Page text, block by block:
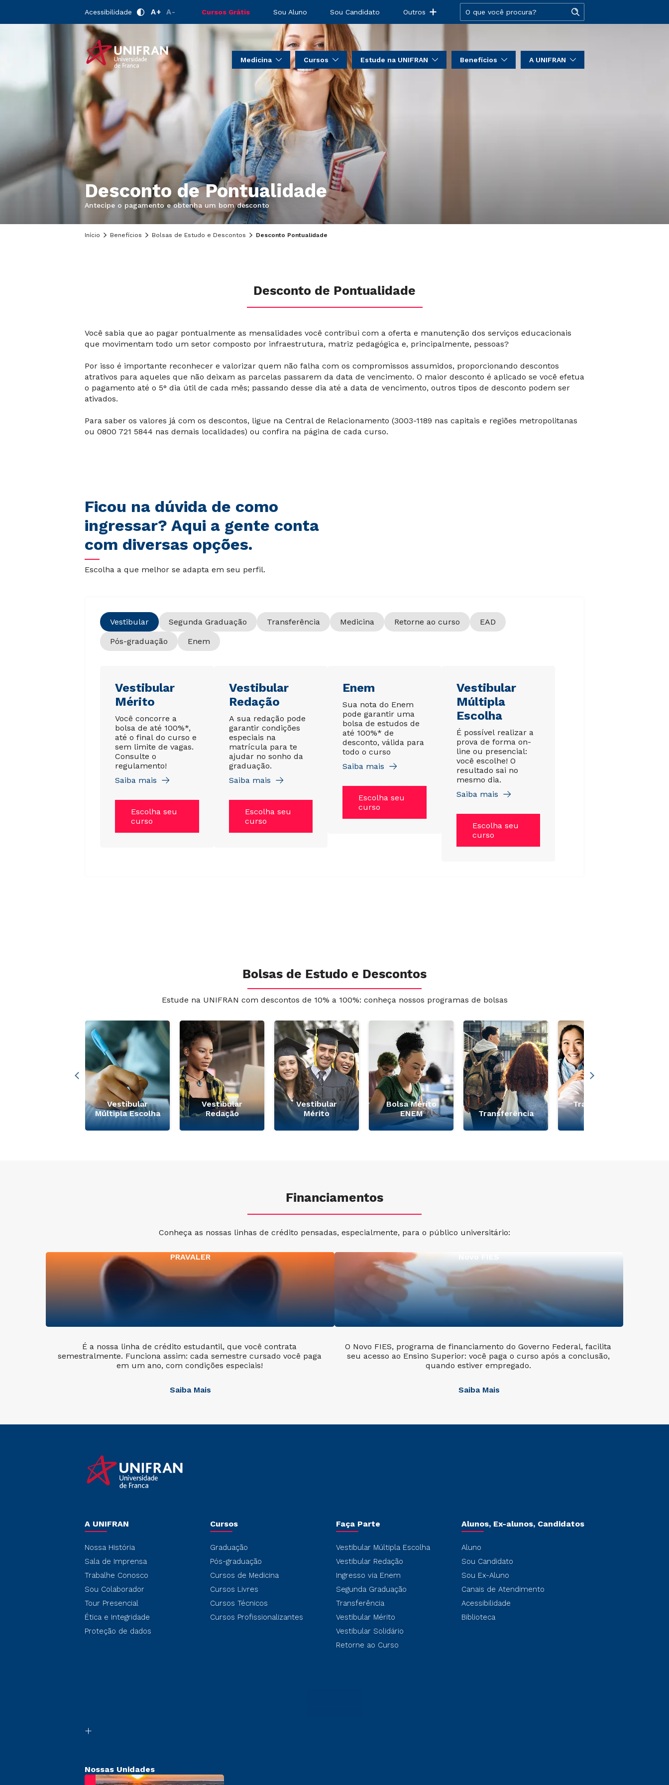
Acessibilidade A+ A- Cursos Grátis Sou Aluno Sou Candidato Outros
Medicina Cursos Estude na UNIFRAN Benefícios A UNIFRAN
Desconto de Pontualidade
Antecipe o pagamento e obtenha um bom desconto
Início Benefícios Bolsas de Estudo e Descontos Desconto Pontualidade
Desconto de Pontualidade
Você sabia que ao pagar pontualmente as mensalidades você contribui com a oferta e manutenção dos serviços educacionais
que movimentam todo um setor composto por infraestrutura, matriz pedagógica e, principalmente, pessoas?
Por isso é importante reconhecer e valorizar quem não falha com os compromissos assumidos, proporcionando descontos
atrativos para aqueles que não deixam as parcelas passarem da data de vencimento. O maior desconto é aplicado se você efetua
o pagamento até o 5° dia útil de cada mês; passando desse dia até a data de vencimento, outros tipos de desconto podem ser
ativados.
Para saber os valores já com os descontos, ligue na Central de Relacionamento (3003-1189 nas capitais e regiões metropolitanas
ou 0800 721 5844 nas demais localidades) ou confira na página de cada curso.
Ficou na dúvida de como
ingressar? Aqui a gente conta
com diversas opções.
Escolha a que melhor se adapta em seu perfil.
Vestibular Segunda Graduação Transferência Medicina Retorne ao curso EAD
Pós-graduação Enem
Vestibular
Mérito
Você concorre a
bolsa de até 100%*,
até o final do curso e
sem limite de vagas.
Consulte o
regulamento!
Saiba mais
Escolha seu
curso
Vestibular
Redação
A sua redação pode
garantir condições
especiais na
matrícula para te
ajudar no sonho da
graduação.
Saiba mais
Escolha seu
curso
Enem
Sua nota do Enem
pode garantir uma
bolsa de estudos de
até 100%* de
desconto, válida para
todo o curso
Saiba mais
Escolha seu
curso
Vestibular
Múltipla
Escolha
É possível realizar a
prova de forma on-
line ou presencial:
você escolhe! O
resultado sai no
mesmo dia.
Saiba mais
Escolha seu
curso
Bolsas de Estudo e Descontos
Estude na UNIFRAN com descontos de 10% a 100%: conheça nossos programas de bolsas
Vestibular
Múltipla Escolha
Vestibular
Redação
Vestibular
Mérito
Bolsa Mérito
ENEM
Transferência
Transferência
Medicina
Financiamentos
Conheça as nossas linhas de crédito pensadas, especialmente, para o público universitário:
PRAVALER
É a nossa linha de crédito estudantil, que você contrata
semestralmente. Funciona assim: cada semestre cursado você paga
em um ano, com condições especiais!
Saiba Mais
Novo FIES
O Novo FIES, programa de financiamento do Governo Federal, facilita
seu acesso ao Ensino Superior: você paga o curso após a conclusão,
quando estiver empregado.
Saiba Mais
A UNIFRAN
Nossa História
Sala de Imprensa
Trabalhe Conosco
Sou Colaborador
Tour Presencial
Ética e Integridade
Proteção de dados
Cursos
Graduação
Pós-graduação
Cursos de Medicina
Cursos Livres
Cursos Técnicos
Cursos Profissionalizantes
Faça Parte
Vestibular Múltipla Escolha
Vestibular Redação
Ingresso via Enem
Segunda Graduação
Transferência
Vestibular Mérito
Vestibular Solidário
Retorne ao Curso
Alunos, Ex-alunos, Candidatos
Aluno
Sou Candidato
Sou Ex-Aluno
Canais de Atendimento
Acessibilidade
Biblioteca
Nossas Unidades